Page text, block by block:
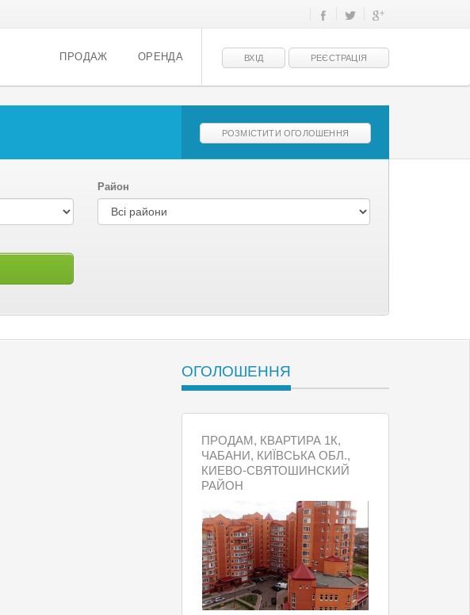
ВХІД РЕЄСТРАЦІЯ
ПРОДАЖ ОРЕНДА
РОЗМІСТИТИ ОГОЛОШЕННЯ
Район
ОГОЛОШЕННЯ
ПРОДАМ, КВАРТИРА 1К,
ЧАБАНИ, КИЇВСЬКА ОБЛ.,
КИЕВО-СВЯТОШИНСКИЙ
РАЙОН